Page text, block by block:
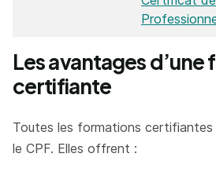
Les avantages
certifiante
Toutes les formations
le CPF. Elles offrent :